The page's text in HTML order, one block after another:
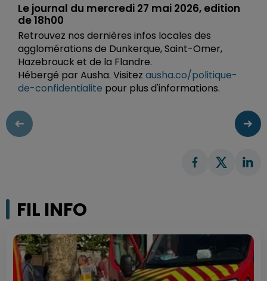
Le journal du mercredi 27 mai 2026, edition
de 18h00
Retrouvez nos dernières infos locales des
agglomérations de Dunkerque, Saint-Omer,
Hazebrouck et de la Flandre.
Hébergé par Ausha. Visitez ausha.co/politique-
de-confidentialite pour plus d'informations.
FIL INFO